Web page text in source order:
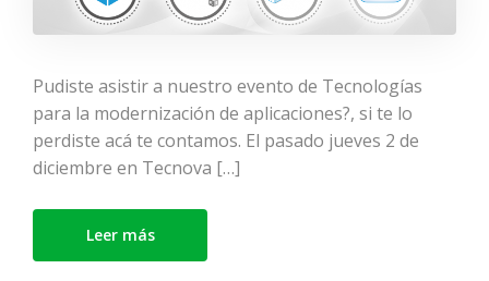
Pudiste asistir a nuestro evento de Tecnologías
para la modernización de aplicaciones?, si te lo
perdiste acá te contamos. El pasado jueves 2 de
diciembre en Tecnova […]
Leer más